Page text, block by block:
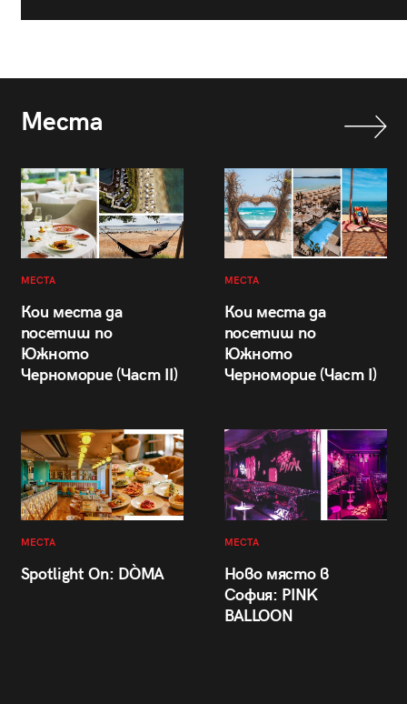
Места
МЕСТА
Кои места да
посетиш по
Южното
Черноморие (Част II)
МЕСТА
Кои места да
посетиш по
Южното
Черноморие (Част I)
МЕСТА
Spotlight On: DÒMA
МЕСТА
Ново място в
София: PINK
BALLOON